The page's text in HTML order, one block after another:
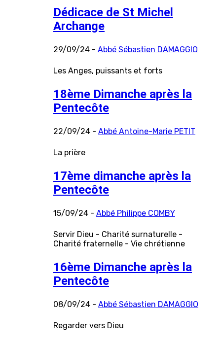
Dédicace de St Michel
Archange
29/09/24 - Abbé Sébastien DAMAGGIO
Les Anges, puissants et forts
18ème Dimanche après la
Pentecôte
22/09/24 - Abbé Antoine-Marie PETIT
La prière
17ème dimanche après la
Pentecôte
15/09/24 - Abbé Philippe COMBY
Servir Dieu - Charité surnaturelle -
Charité fraternelle - Vie chrétienne
16ème Dimanche après la
Pentecôte
08/09/24 - Abbé Sébastien DAMAGGIO
Regarder vers Dieu